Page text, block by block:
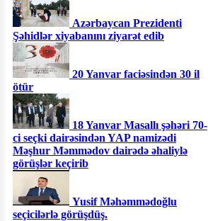
Azərbaycan Prezidenti
Şəhidlər xiyabanını ziyarət edib
20 Yanvar faciəsindən 30 il
ötür
18 Yanvar Masallı şəhəri 70-
ci seçki dairəsindən YAP namizədi
Məşhur Məmmədov dairədə əhaliylə
görüşlər keçirib
Yusif Məhəmmədoğlu
seçicilərlə görüşdüş.